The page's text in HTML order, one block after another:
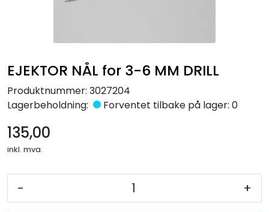
EJEKTOR NÅL for 3-6 MM DRILL
Produktnummer: 3027204
Lagerbeholdning:
Forventet tilbake på lager: 0
135,00
inkl. mva.
- +
Råmaterialer
Gipsformer
Dekaler
Glass
Bøker